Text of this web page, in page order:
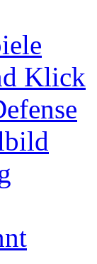
Klick